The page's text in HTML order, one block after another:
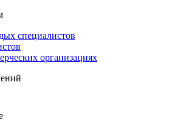
специалистов
организациях